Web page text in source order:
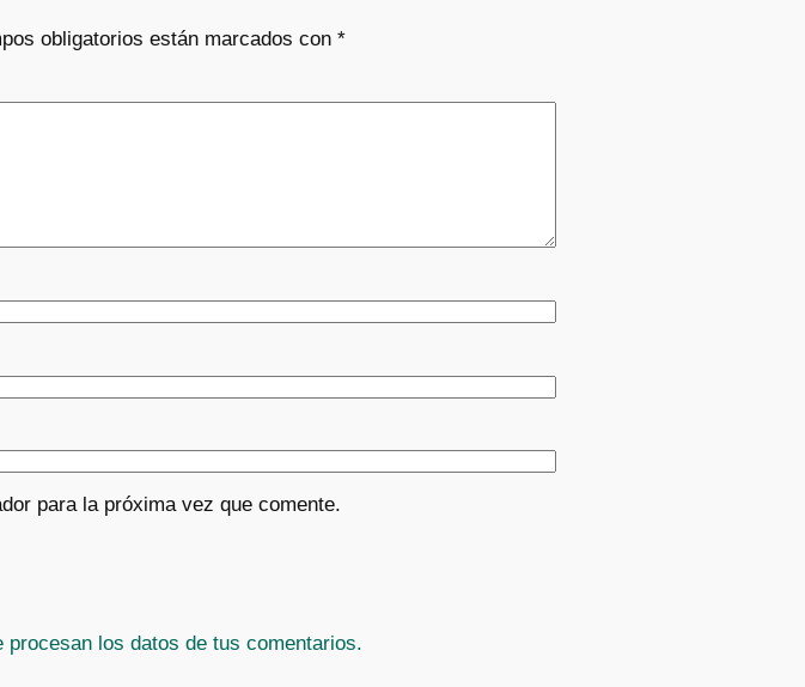
obligatorios están marcados con *
para la próxima vez que comente.
procesan los datos de tus comentarios.